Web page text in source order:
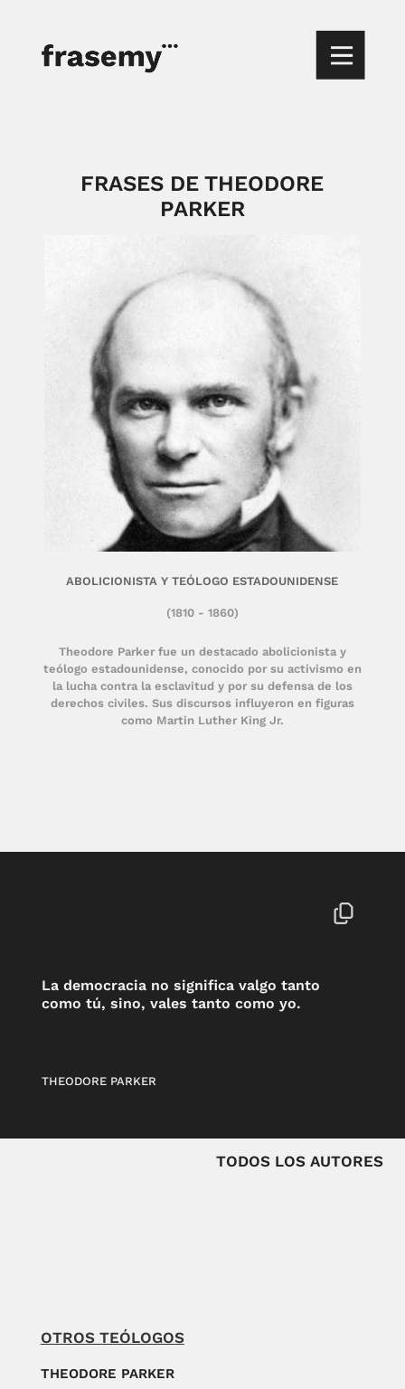
FRASES DE THEODORE
PARKER
Theodore Parker fue un destacado abolicionista y
teólogo estadounidense, conocido por su activismo en
la lucha contra la esclavitud y por su defensa de los
derechos civiles. Sus discursos influyeron en figuras
como Martin Luther King Jr.
(1810 - 1860)
ABOLICIONISTA Y TEÓLOGO ESTADOUNIDENSE
La democracia no significa valgo tanto
como tú, sino, vales tanto como yo.
THEODORE PARKER
TODOS LOS AUTORES
OTROS TEÓLOGOS
THEODORE PARKER